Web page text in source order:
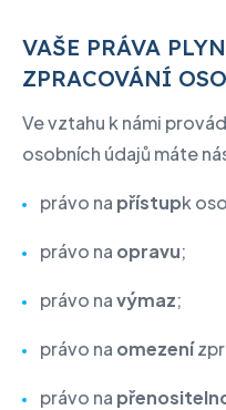
VAŠE PRÁVA
ZPRACOVÁNÍ
Ve vztahu k námi
osobních údajů máte
právo na přístupk
právo na opravu;
právo navýmaz;
právo na omezení
právo na